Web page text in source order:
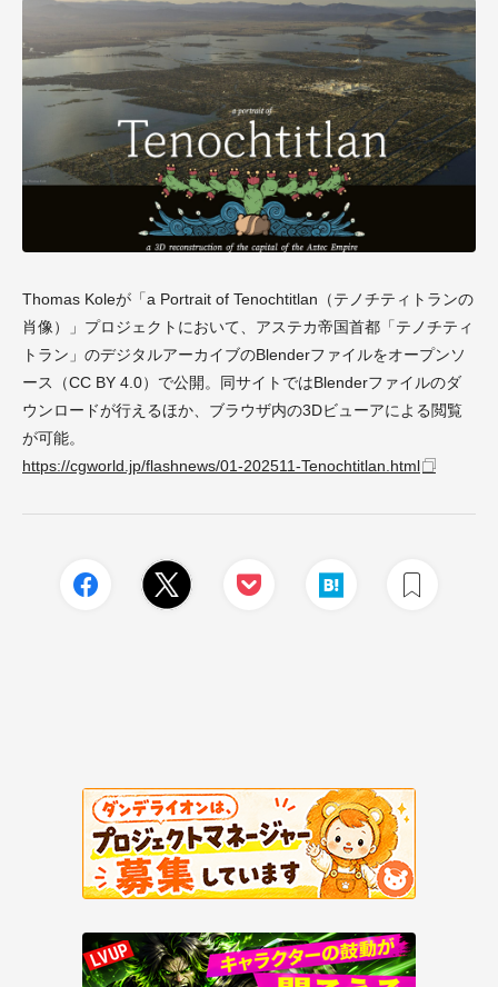
Thomas Koleが「a Portrait of Tenochtitlan（テノチティトランの
肖像）」プロジェクトにおいて、アステカ帝国首都「テノチティ
トラン」のデジタルアーカイブのBlenderファイルをオープンソ
ース（CC BY 4.0）で公開。同サイトではBlenderファイルのダ
ウンロードが行えるほか、ブラウザ内の3Dビューアによる閲覧
が可能。
https://cgworld.jp/flashnews/01-202511-Tenochtitlan.html